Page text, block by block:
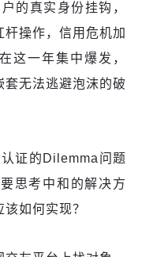
的真实身份挂钩，
操作，信用危机加
这一年集中爆发，
无法逃避泡沫的破
证的Dilemma问题
思考中和的解决方
如何实现？